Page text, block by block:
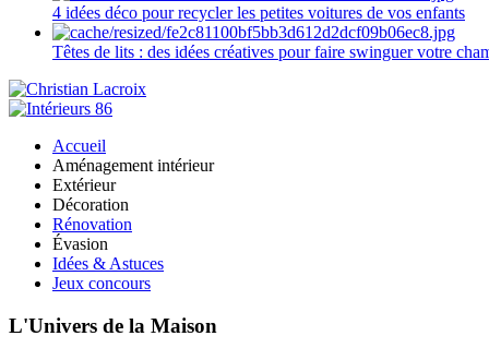
4 idées déco pour recycler les petites voitures de vos enfants
Têtes de lits : des idées créatives pour faire swinguer votre
Accueil
Aménagement intérieur
Extérieur
Décoration
Rénovation
Évasion
Idées & Astuces
Jeux concours
L'Univers de la Maison